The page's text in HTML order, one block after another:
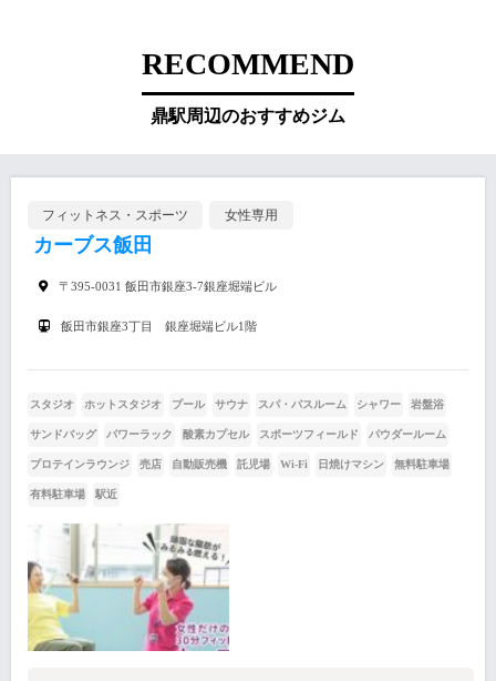
RECOMMEND
鼎駅周辺のおすすめジム
フィットネス・スポーツ 女性専用
カーブス飯田
〒395-0031 飯田市銀座3-7銀座堀端ビル
飯田市銀座3丁目 銀座堀端ビル1階
スタジオ ホットスタジオ プール サウナ スパ・バスルーム シャワー 岩盤浴
サンドバッグ パワーラック 酸素カプセル スポーツフィールド パウダールーム
プロテインラウンジ 売店 自動販売機 託児場 Wi-Fi 日焼けマシン 無料駐車場
有料駐車場 駅近